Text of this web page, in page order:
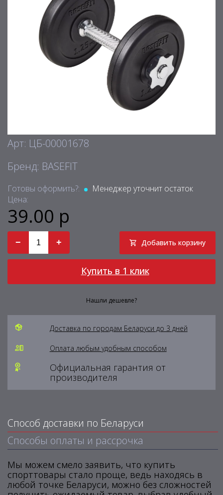
Арт: ЦБ-00001678
Бренд: BASEFIT
Готовы оформить?:
Менеджер уточнит остаток
Цена:
39.00 р
− + Добавить корзину
Купить в 1 клик
Нашли дешевле?
Доставка по городам Беларуси до 3 дней
Оплата любым удобным способом
Официальная гарантия от
производителя
Способ доставки по Беларуси
Способы оплаты и рассрочка
Мы можем смело заявить, что купить
спорттовары стало проще, ведь находясь в
любой точке Беларуси, можно без сложностей